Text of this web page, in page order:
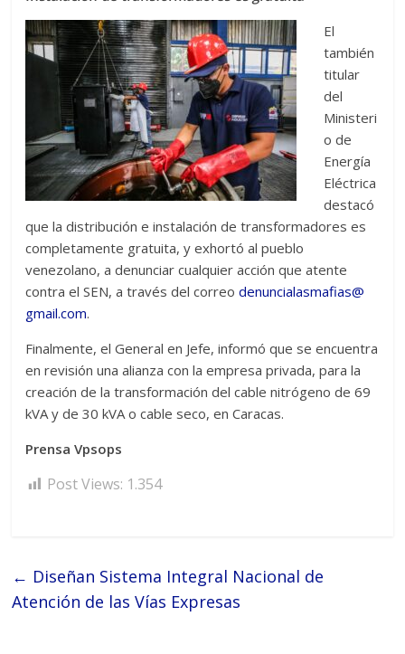
El
también
titular
del
Ministeri
o de
Energía
Eléctrica
destacó
que la distribución e instalación de transformadores es
completamente gratuita, y exhortó al pueblo
venezolano, a denunciar cualquier acción que atente
contra el SEN, a través del correodenuncialasmafias@
gmail.com.
Finalmente, el General en Jefe, informó que se encuentra
en revisión una alianza con la empresa privada, para la
creación de la transformación del cable nitrógeno de 69
kVA y de 30 kVA o cable seco, en Caracas.
Prensa Vpsops
Post Views: 1.354
← Diseñan Sistema Integral Nacional de
Atención de las Vías Expresas